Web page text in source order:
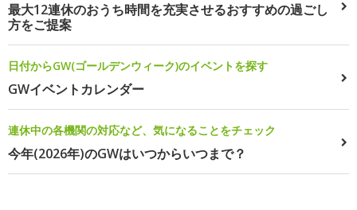
最大12連休のおうち時間を充実させるおすすめの過ごし
方をご提案
日付からGW(ゴールデンウィーク)のイベントを探す
GWイベントカレンダー
連休中の各機関の対応など、気になることをチェック
今年(2026年)のGWはいつからいつまで？